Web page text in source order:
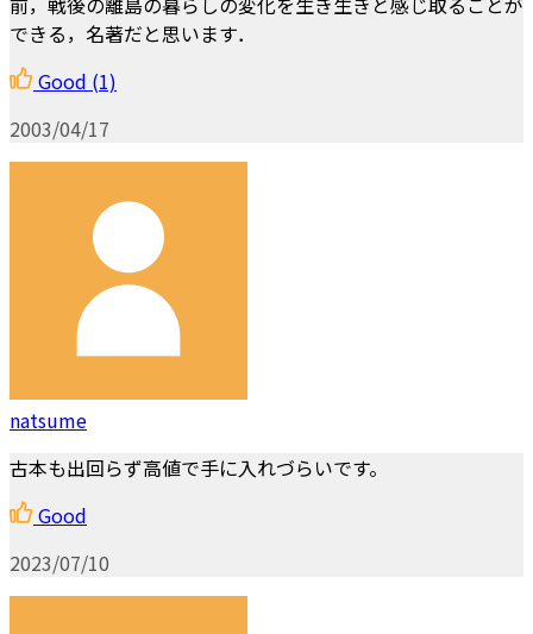
できる，名著だと思います．
Good (1)
2003/04/17
natsume
古本も出回らず高値で手に入れづらいです。
Good
2023/07/10